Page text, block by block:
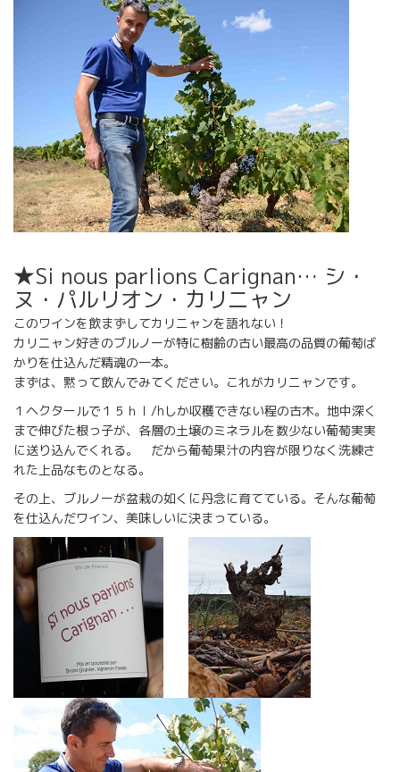
★Si nous parlions Carignan… シ・
ヌ・パルリオン・カリニャン
このワインを飲まずしてカリニャンを語れない！
カリニャン好きのブルノーが特に樹齢の古い最高の品質の葡萄ば
かりを仕込んだ精魂の一本。
まずは、黙って飲んでみてください。これがカリニャンです。
１ヘクタールで１５ｈｌ/hしか収穫できない程の古木。地中深く
まで伸びた根っ子が、各層の土壌のミネラルを数少ない葡萄実実
に送り込んでくれる。 だから葡萄果汁の内容が限りなく洗練さ
れた上品なものとなる。
その上、ブルノーが盆栽の如くに丹念に育てている。そんな葡萄
を仕込んだワイン、美味しいに決まっている。